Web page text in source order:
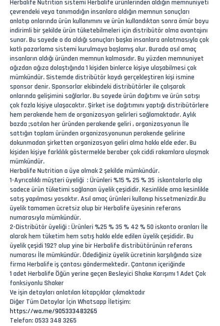
Herbalife Nutrition sistemi Herbalife ürünlerinden aldığın memnuniyeti
çevrendeki veya tanımadığın insanlara aldığın memnun sonuçları
anlatıp onlarında ürün kullanımını ve ürün kullandıktan sonra ömür boyu
indirimli bir şekilde ürün tüketebilmeleri için distribütör olma avantajını
sunar. Bu sayede o da aldığı sonuçları başka insanlara anlatmasıyla çok
katlı pazarlama sistemi kurulmaya başlamış olur. Burada asıl amaç
insanların aldığı üründen memnun kalmasıdır. Bu yüzden memnuniyet
ağızdan ağıza dolaştığında 1 kişiden binlerce kişiye ulaşabilmesi çok
mümkündür. Sistemde distribütör kaydı gerçekleştiren kişi ismine
sponsor denir. Sponsorlar ekibindeki distribütörler ile çalışarak
onlarında gelişimini sağlarlar. Bu sayede ürün dağıtımı ve ürün satışı
çok fazla kişiye ulaşacaktır. Şirket ise dağıtımını yaptığı distribütörlere
hem perakende hem de organizasyon gelirleri sağlamaktadır. Aylık
bazda ;satılan her üründen perakende geliri , organizasyonun İle
sattığın toplam üründen organizasyonunun perakende gelirine
dokunmadan şirketten organizasyon geliri alma hakkı elde eder. Bu
kişiden kişiye farklılık göstermekle beraber çok ciddi rakamlara ulaşmak
mümkündür.
Herbalife Nutrition a üye olmak 2 şekilde mümkündür.
1-Ayrıcalıklı müşteri üyeliği : Ürünleri %15 % 25 % 35 iskontolarla alıp
sadece ürün tüketimi sağlanan üyelik çeşididir. Kesinlikle ama kesinlikle
satış yapılması yasaktır. Asıl amaç ürünleri kullanıp hissetmenizdir.Bu
üyelik tamamen ücretsiz olup bir Herbalife üyesinin referans
numarasıyla mümkündür.
2-Distribütör üyeliği : Ürünleri %25 % 35 % 42 % 50 iskonto oranları İle
alarak hem tüketim hem satış hakkı elde edilen üyelik çeşididir. Bu
üyelik çeşidi 192? olup yine bir Herbalife distribütörünün referans
numarası İle mümkündür. Ödediğiniz üyelik ücretinin karşılığında size
firma Herbalife iş çantası göndermektedir. Çantanın içeriğinde
1 adet Herbalife Öğün yerine geçen Besleyici Shake Karışımı 1 Adet Çok
fonksiyonlu Shaker
Ve işin detayları anlatılan kitapçıklar çıkmaktadır
Diğer Tüm Detaylar İçin Whatsapp İletişim:
https://wa.me/905333483265
Telefon: 0533 348 3265